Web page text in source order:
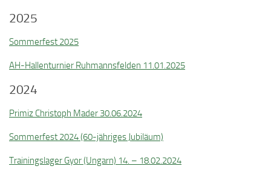
2025
Sommerfest 2025
AH-Hallenturnier Ruhmannsfelden 11.01.2025
2024
Primiz Christoph Mader 30.06.2024
Sommerfest 2024 (60-jähriges Jubiläum)
Trainingslager Gyor (Ungarn) 14. – 18.02.2024